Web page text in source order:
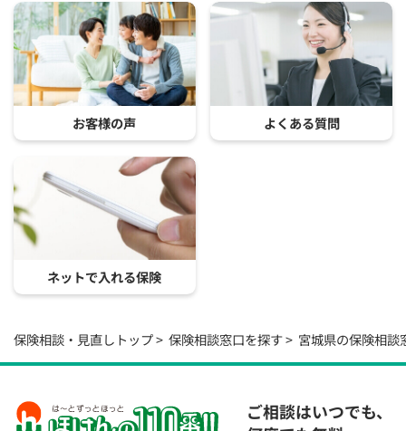
お客様の声 よくある質問
ネットで入れる保険
保険相談・見直しトップ 保険相談窓口を探す 宮城県の保険相談
ご相談はいつでも、